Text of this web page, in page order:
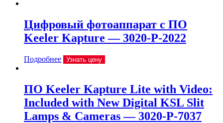
Цифровый фотоаппарат с ПО
Keeler Kapture — 3020-P-2022
Подробнее Узнать цену
ПО Keeler Kapture Lite with Video:
Included with New Digital KSL Slit
Lamps & Cameras — 3020-P-7037